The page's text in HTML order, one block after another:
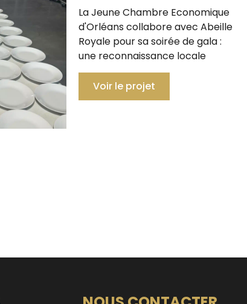
La Jeune Chambre Economique
d'Orléans collabore avec Abeille
Royale pour sa soirée de gala :
une reconnaissance locale
Voir le projet